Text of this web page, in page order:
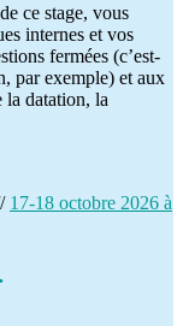
ce stage, vous
internes et vos
fermées (c’est-
par exemple) et aux
la datation, la
17-18 octobre 2026 à